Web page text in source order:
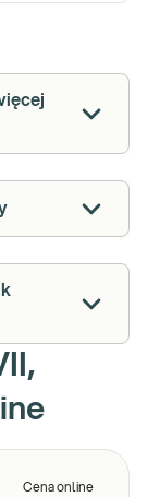
Cena online